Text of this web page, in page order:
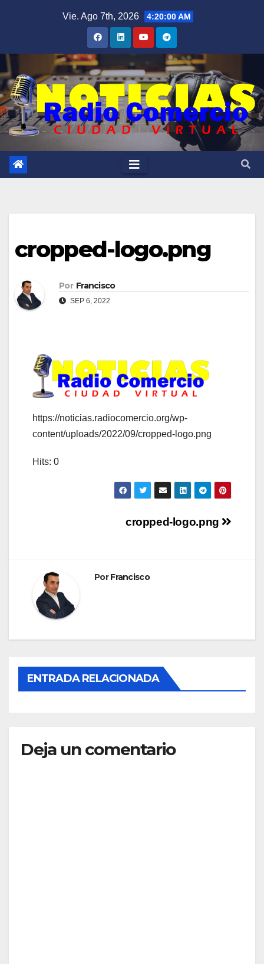
Vie. Ago 7th, 2026 4:20:00 AM
cropped-logo.png
Por Francisco
SEP 6, 2022
https://noticias.radiocomercio.org/wp-
content/uploads/2022/09/cropped-logo.png
Hits: 0
Navegación
entradas
cropped-logo.png
PorFrancisco
ENTRADA RELACIONADA
Deja un comentario